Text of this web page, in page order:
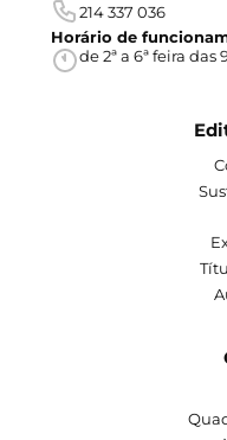
214 337 036
Horário de
de 2ª a 6ª feira das